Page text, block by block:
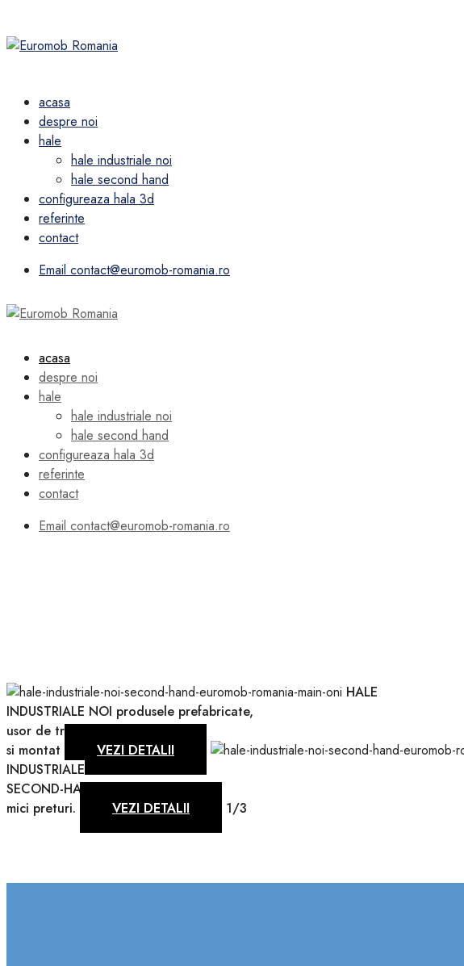
acasa
despre noi
hale
hale industriale noi
hale second hand
configureaza hala 3d
referinte
contact
Email contact@euromob-romania.ro
acasa
despre noi
hale
hale industriale noi
hale second hand
configureaza hala 3d
referinte
contact
Email contact@euromob-romania.ro
HALE
INDUSTRIALE NOI produsele prefabricate,
usor de transportat
si montat
VEZI DETALII
INDUSTRIALE
SECOND-HAND
mici preturi.
VEZI DETALII 1/3